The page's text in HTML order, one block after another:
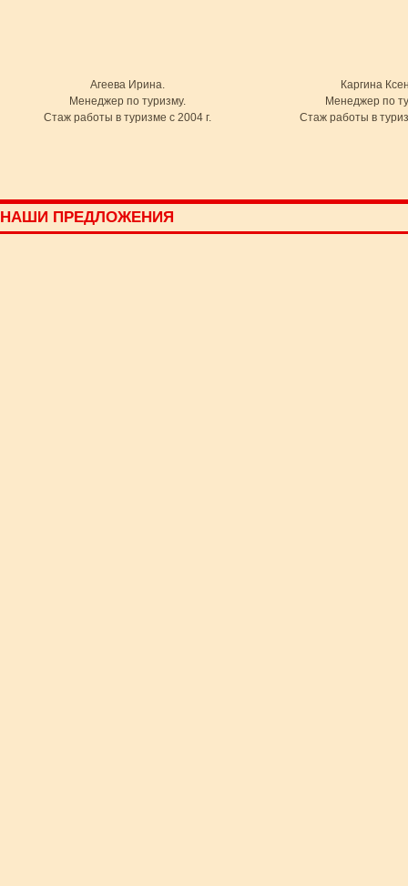
Агеева Ирина.
Менеджер по туризму.
Стаж работы в туризме с 2004 г.
Каргина
Менеджер по
Стаж работы в
НАШИ ПРЕДЛОЖЕНИЯ